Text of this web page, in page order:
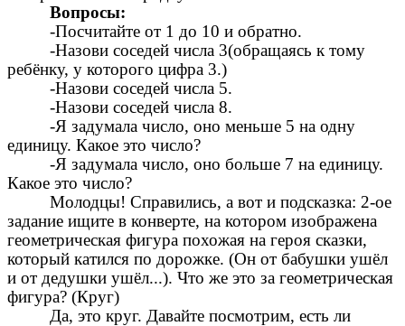
Вопросы:
-Посчитайте от 1 до 10 и обратно.
-Назови соседей числа 3(обращаясь к тому
ребёнку, у которого цифра 3.)
-Назови соседей числа 5.
-Назови соседей числа 8.
-Я задумала число, оно меньше 5 на одну
единицу. Какое это число?
-Я задумала число, оно больше 7 на единицу.
Какое это число?
Молодцы! Справились, а вот и подсказка: 2-ое
задание ищите в конверте, на котором изображена
геометрическая фигура похожая на героя сказки,
который катился по дорожке. (Он от бабушки ушёл
и от дедушки ушёл...). Что же это за геометрическая
фигура? (Круг)
Да, это круг. Давайте посмотрим, есть ли